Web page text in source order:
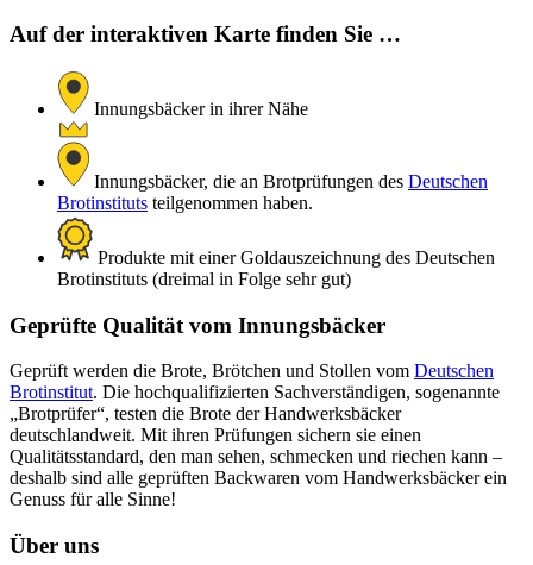
Auf der interaktiven Karte finden Sie …
Innungsbäcker in ihrer Nähe
Innungsbäcker, die an Brotprüfungen des Deutschen
Brotinstituts teilgenommen haben.
Produkte mit einer Goldauszeichnung des Deutschen
Brotinstituts (dreimal in Folge sehr gut)
Geprüfte Qualität vom Innungsbäcker
Geprüft werden die Brote, Brötchen und Stollen vom Deutschen
Brotinstitut. Die hochqualifizierten Sachverständigen, sogenannte
„Brotprüfer“, testen die Brote der Handwerksbäcker
deutschlandweit. Mit ihren Prüfungen sichern sie einen
Qualitätsstandard, den man sehen, schmecken und riechen kann –
deshalb sind alle geprüften Backwaren vom Handwerksbäcker ein
Genuss für alle Sinne!
Über uns